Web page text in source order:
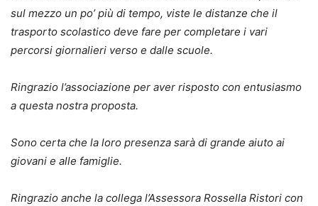
sul mezzo un po’ più di tempo, viste le distanze che il
trasporto scolastico deve fare per completare i vari
percorsi giornalieri verso e dalle scuole.
Ringrazio l’associazione per aver risposto con entusiasmo
a questa nostra proposta.
Sono certa che la loro presenza sarà di grande aiuto ai
giovani e alle famiglie.
Ringrazio anche la collega l’Assessora Rossella Ristori con